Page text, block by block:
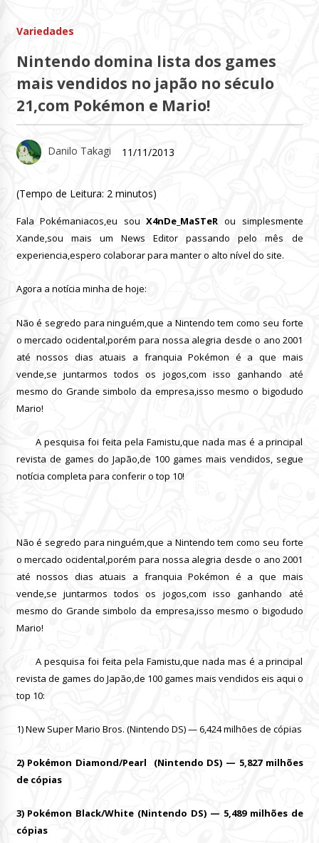
Variedades
Nintendo domina lista dos games
mais vendidos no japão no século
21,com Pokémon e Mario!
Danilo Takagi 11/11/2013
(Tempo de Leitura: 2 minutos)
Fala Pokémaniacos,eu souX4nDe_MaSTeR ou simplesmente
Xande,sou mais um News Editor passando pelo mês de
experiencia,espero colaborar para manter o alto nível do site.
Agora a notícia minha de hoje:
Não é segredo para ninguém,que a Nintendo tem como seu forte
o mercado ocidental,porém para nossa alegria desde o ano 2001
até nossos dias atuais a franquia Pokémon é a que mais
vende,se juntarmos todos os jogos,com isso ganhando até
mesmo do Grande simbolo da empresa,isso mesmo o bigodudo
Mario!
A pesquisa foi feita pela Famistu,que nada mas é a principal
revista de games do Japão,de 100 games mais vendidos, segue
notícia completa para conferir o top 10!
Não é segredo para ninguém,que a Nintendo tem como seu forte
o mercado ocidental,porém para nossa alegria desde o ano 2001
até nossos dias atuais a franquia Pokémon é a que mais
vende,se juntarmos todos os jogos,com isso ganhando até
mesmo do Grande simbolo da empresa,isso mesmo o bigodudo
Mario!
A pesquisa foi feita pela Famistu,que nada mas é a principal
revista de games do Japão,de 100 games mais vendidos eis aqui o
top 10:
1) New Super Mario Bros. (Nintendo DS) — 6,424 milhões de cópias
2) Pokémon Diamond/Pearl (Nintendo DS) — 5,827 milhões
de cópias
3) Pokémon Black/White (Nintendo DS) — 5,489 milhões de
cópias